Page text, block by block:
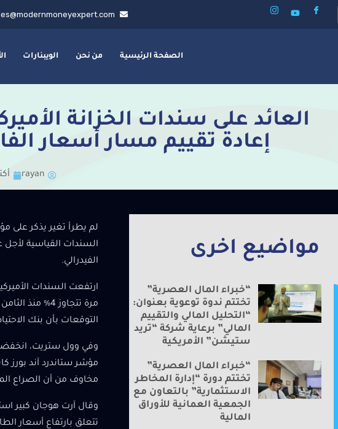
الصفحة الرئيسية من نحن الويبنارات
إعادة تقييم مسار أسعار
rayan
مواضيع اخرى
“خبراء المال العصرية”
تختتم ندوة توعوية بعنوان:
“التحليل المالي والتقييم
المالي” برعاية شركة “تريد
ستيشن” الأمريكية
“خبراء المال العصرية”
تختتم دورة “إدارة المخاطر
الاستثمارية” بالتعاون مع
الجمعية العمانية للأوراق
المالية
لم يطرأ تغير يذكر على
الفيدرالي.
مرة تتجاوز
التوقعات بأن بنك
مؤشر ستاندرد آند بورز
مخاوف من أن الصراع
وقال آرت هوجان كبير
تتعلق بارتفاع أسعار